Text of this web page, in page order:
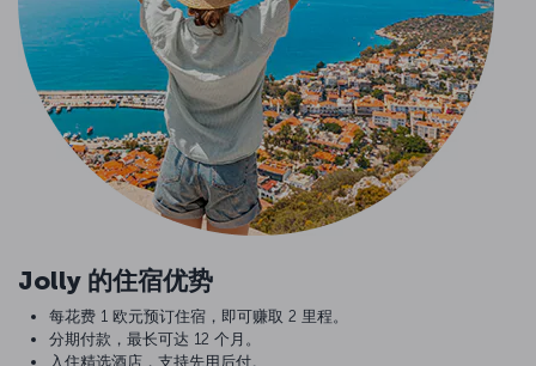
Jolly 的住宿优势
每花费 1 欧元预订住宿，即可赚取 2 里程。
分期付款，最长可达 12 个月。
入住精选酒店，支持先用后付。